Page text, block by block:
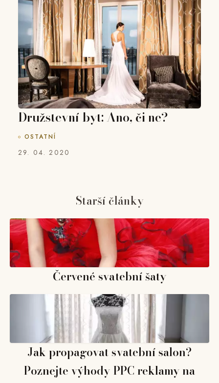
Družstevní byt: Ano, či ne?
OSTATNÍ
29. 04. 2020
Starší články
Červené svatební šaty
Jak propagovat svatební salon?
Poznejte výhody PPC reklamy na